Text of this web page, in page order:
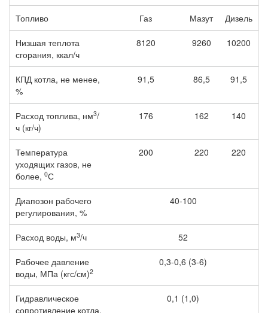
Топливо Газ Мазут Дизель
Низшая теплота
сгорания, ккал/ч
8120 9260 10200
КПД котла, не менее,
%
91,5 86,5 91,5
Расход топлива, нм3/
ч (кг/ч)
176 162 140
Температура
уходящих газов, не
более, 0С
200 220 220
Диапозон рабочего
регулирования, %
40-100
Расход воды, м3/ч 52
Рабочее давление
воды, МПа (кгс/см)2
0,3-0,6 (3-6)
Гидравлическое
сопротивление котла,
0,1 (1,0)